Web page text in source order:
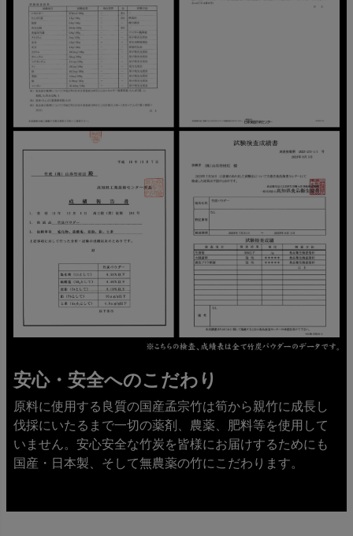
安心・安全へのこだわり
原料に使用する良質の国産孟宗竹は筍から親竹に成長し
伐採にいたるまで一切の薬剤、農薬、肥料等を使用して
いません。安心安全な竹炭を皆様にお届けするためにも
国産・日本製、そして無農薬の竹にこだわります。